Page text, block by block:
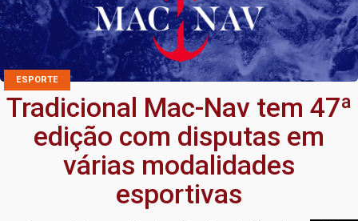
ESPORTE
Tradicional Mac-Nav tem 47ª
edição com disputas em
várias modalidades
esportivas